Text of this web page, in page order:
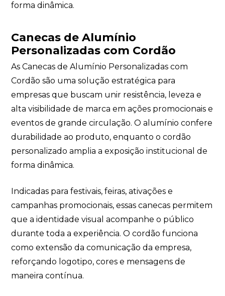
forma dinâmica.
Canecas de Alumínio
Personalizadas com Cordão
As Canecas de Alumínio Personalizadas com
Cordão são uma solução estratégica para
empresas que buscam unir resistência, leveza e
alta visibilidade de marca em ações promocionais e
eventos de grande circulação. O alumínio confere
durabilidade ao produto, enquanto o cordão
personalizado amplia a exposição institucional de
forma dinâmica.
Indicadas para festivais, feiras, ativações e
campanhas promocionais, essas canecas permitem
que a identidade visual acompanhe o público
durante toda a experiência. O cordão funciona
como extensão da comunicação da empresa,
reforçando logotipo, cores e mensagens de
maneira contínua.